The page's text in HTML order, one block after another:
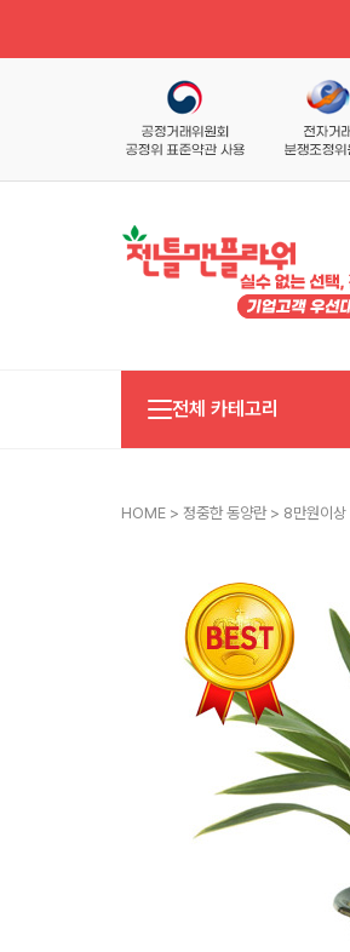
전체 카테고리
HOME > 정중한 동양란> 8만원이상